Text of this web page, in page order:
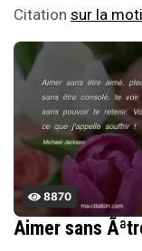
Citation sur la
8870